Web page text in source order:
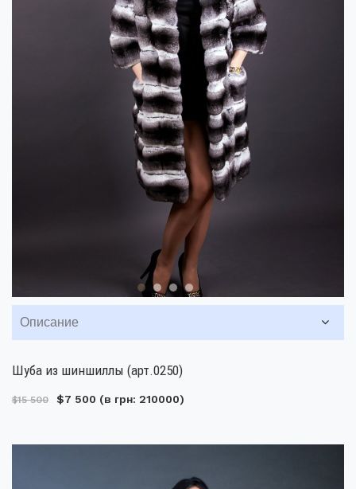
Описание
Шуба из шиншиллы (арт.0250)
$15 500 $7 500 (в грн: 210000)